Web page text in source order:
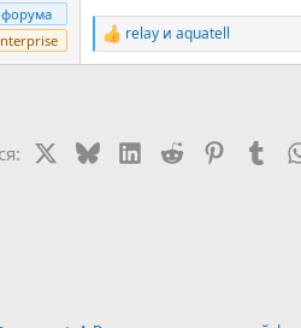
Р
е
relay и aquatell
BlueskyLinkedIn
Reddit Pinterest